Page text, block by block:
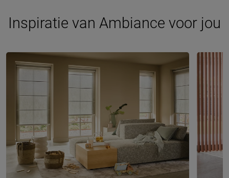
Inspiratie van Ambiance voor jou